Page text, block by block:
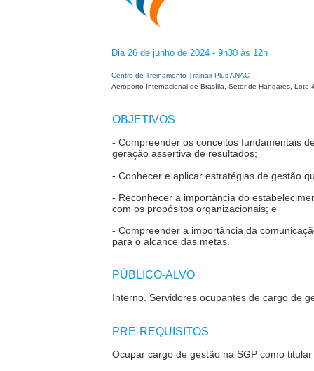
Dia 26 de junho de 2024 - 9h30 às 12h
Centro de Treinamento Trainair Plus ANAC
Aeroporto Internacional de Brasília, Setor de Hangares, Lote
OBJETIVOS
- Compreender os conceitos fundamentais
geração assertiva de resultados;
- Conhecer e aplicar estratégias de gestão
- Reconhecer a importância do
com os propósitos organizacionais; e
- Compreender a importância da
para o alcance das metas.
PÚBLICO-ALVO
Interno.Servidores ocupantes de cargo de
PRÉ-REQUISITOS
Ocupar cargo de gestão na SGP como